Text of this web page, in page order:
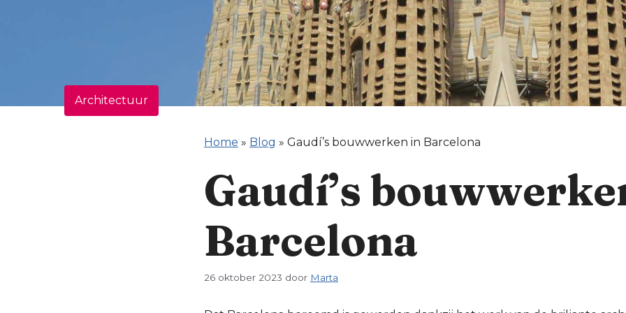
Architectuur
Home » Blog » Gaudí’s bouwwerken in Barcelona
Gaudí’s
Barcelona
26 oktober 2023 door Marta